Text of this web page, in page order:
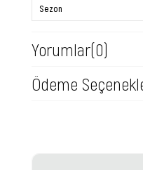
Sezon
Yorumlar(0)
Ödeme